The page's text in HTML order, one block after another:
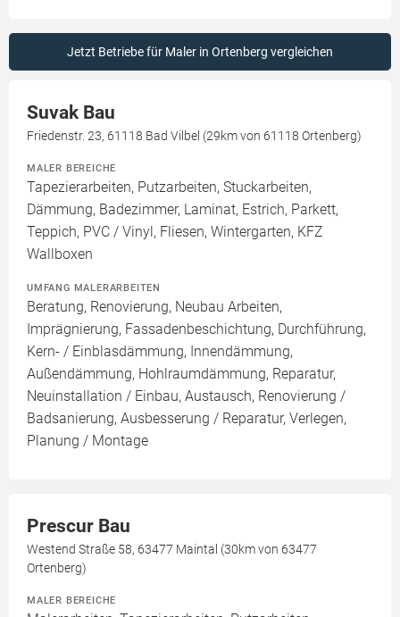
Jetzt Betriebe für Maler in Ortenberg vergleichen
Suvak Bau
Friedenstr. 23, 61118 Bad Vilbel (29km von 61118 Ortenberg)
MALER BEREICHE
Tapezierarbeiten, Putzarbeiten, Stuckarbeiten,
Dämmung, Badezimmer, Laminat, Estrich, Parkett,
Teppich, PVC / Vinyl, Fliesen, Wintergarten, KFZ
Wallboxen
UMFANG MALERARBEITEN
Beratung, Renovierung, Neubau Arbeiten,
Imprägnierung, Fassadenbeschichtung, Durchführung,
Kern- / Einblasdämmung, Innendämmung,
Außendämmung, Hohlraumdämmung, Reparatur,
Neuinstallation / Einbau, Austausch, Renovierung /
Badsanierung, Ausbesserung / Reparatur, Verlegen,
Planung / Montage
Prescur Bau
Westend Straße 58, 63477 Maintal (30km von 63477
Ortenberg)
MALER BEREICHE